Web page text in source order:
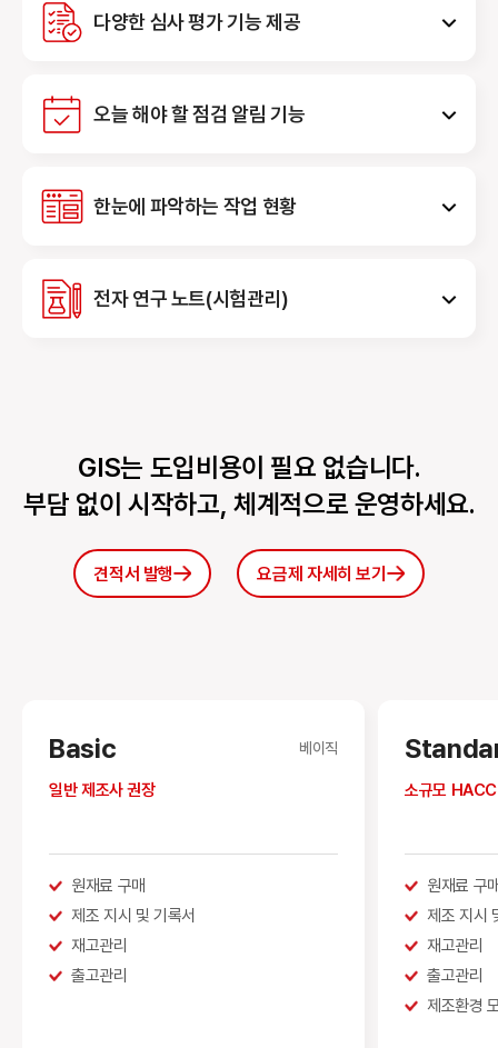
다양한 심사 평가 기능 제공
오늘 해야 할 점검 알림 기능
한눈에 파악하는 작업 현황
전자 연구 노트(시험관리)
GIS는 도입비용이 필요 없습니다.
부담 없이 시작하고, 체계적으로 운영하세요.
견적서 발행 요금제 자세히 보기
Basic 베이직
일반 제조사 권장
원재료 구매
제조 지시 및 기록서
재고관리
출고관리
소규모
원재료 구
제조 지시
재고관리
출고관리
제조환경